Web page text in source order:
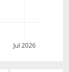
Jul 2026